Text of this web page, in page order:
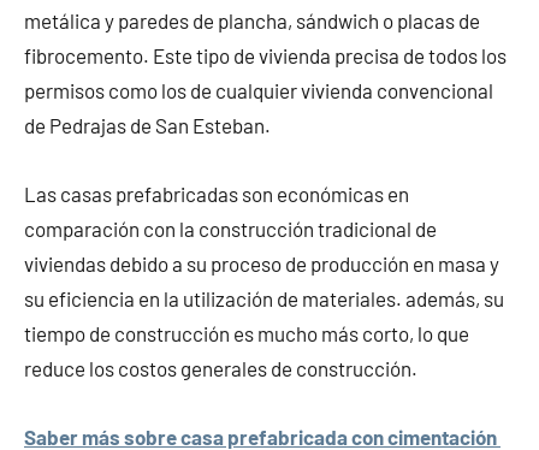
metálica y paredes de plancha, sándwich o placas de
fibrocemento. Este tipo de vivienda precisa de todos los
permisos como los de cualquier vivienda convencional
de Pedrajas de San Esteban.
Las casas prefabricadas son económicas en
comparación con la construcción tradicional de
viviendas debido a su proceso de producción en masa y
su eficiencia en la utilización de materiales. además, su
tiempo de construcción es mucho más corto, lo que
reduce los costos generales de construcción.
Saber más sobre casa prefabricada con cimentación